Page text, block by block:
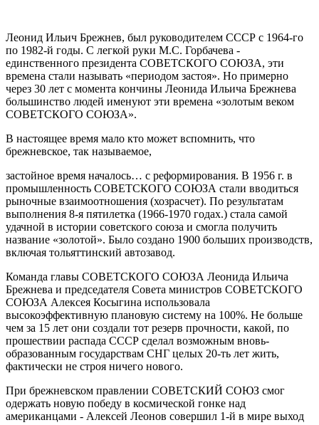
Леонид Ильич Брежнев, был руководителем СССР с 1964-го
по 1982-й годы. С легкой руки М.С. Горбачева -
единственного президента СОВЕТСКОГО СОЮЗА, эти
времена стали называть «периодом застоя». Но примерно
через 30 лет с момента кончины Леонида Ильича Брежнева
большинство людей именуют эти времена «золотым веком
СОВЕТСКОГО СОЮЗА».
В настоящее время мало кто может вспомнить, что
брежневское, так называемое,
застойное время началось… с реформирования. В 1956 г. в
промышленность СОВЕТСКОГО СОЮЗА стали вводиться
рыночные взаимоотношения (хозрасчет). По результатам
выполнения 8-я пятилетка (1966-1970 годах.) стала самой
удачной в истории советского союза и смогла получить
название «золотой». Было создано 1900 больших производств,
включая тольяттинский автозавод.
Команда главы СОВЕТСКОГО СОЮЗА Леонида Ильича
Брежнева и председателя Совета министров СОВЕТСКОГО
СОЮЗА Алексея Косыгина использовала
высокоэффективную плановую систему на 100%. Не больше
чем за 15 лет они создали тот резерв прочности, какой, по
прошествии распада СССР сделал возможным вновь-
образованным государствам СНГ целых 20-ть лет жить,
фактически не строя ничего нового.
При брежневском правлении СОВЕТСКИЙ СОЮЗ смог
одержать новую победу в космической гонке над
американцами - Алексей Леонов совершил 1-й в мире выход